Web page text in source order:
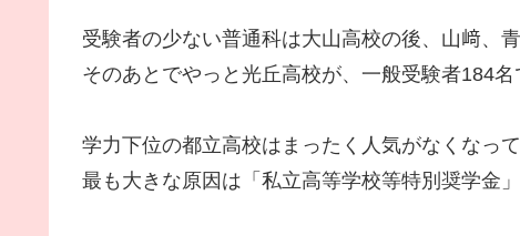
受験者の少ない普通科は大山高校の後、山﨑、
そのあとでやっと光丘高校が、一般受験者184名
学力下位の都立高校はまったく人気がなくなって
最も大きな原因は「私立高等学校等特別奨学金